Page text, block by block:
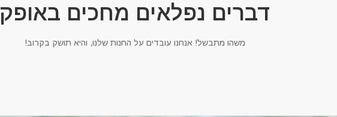
דברים נפלאים מחכים באופק
משהו מתבשל! אנחנו עובדים על החנות שלנו, והיא תושק בקרוב!